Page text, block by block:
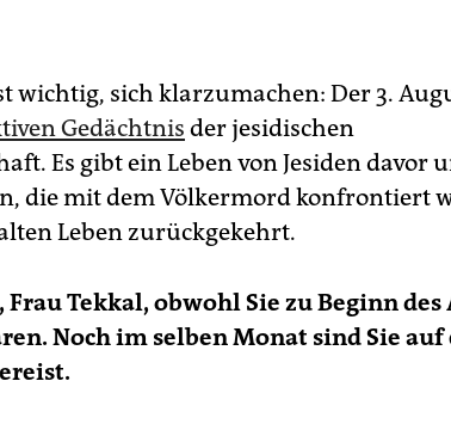
wichtig, sich klarzumachen: Der 3.
Gedächtnis der jesidischen
Es gibt ein Leben von Jesiden davor
die mit dem Völkermord konfrontiert
Leben zurückgekehrt.
Frau Tekkal, obwohl Sie zu Beginn
Noch im selben Monat sind Sie auf